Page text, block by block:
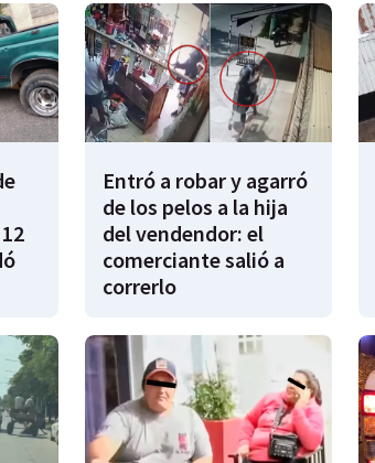
Entró a robar y agarró
de los pelos a la hija
del vendendor: el
comerciante salió a
correrlo